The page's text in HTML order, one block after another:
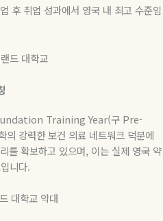
후 취업 성과에서 영국 내 최고 수준임
Training Year(구 Pre-
강력한 보건 의료 네트워크 덕분에
를 확보하고 있으며, 이는 실제 영국 약
니다.